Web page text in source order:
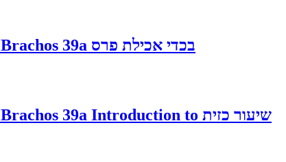
Brachos 39a בכדי אכילת פרס
Brachos 39a Introduction to שיעור כזית